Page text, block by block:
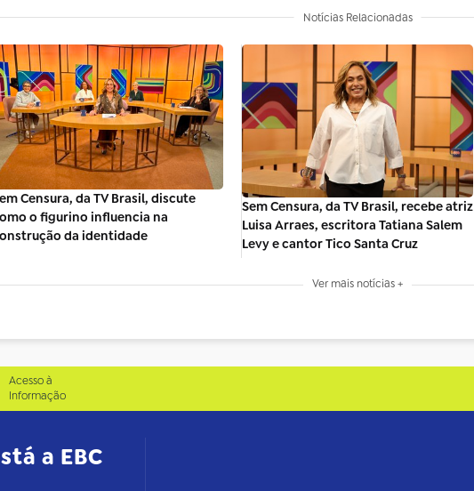
Notícias Relacionadas
Censura, da TV Brasil, discute
o figurino influencia na
da identidade
Sem Censura, da TV Brasil, recebe atriz
Luisa Arraes, escritora Tatiana Salem
Levy e cantor Tico Santa Cruz
Ver mais notícias +
Acesso à
Informação
a EBC